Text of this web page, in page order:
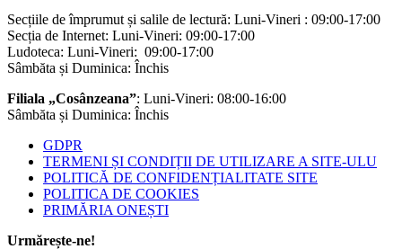
Secțiile de împrumut și salile de lectură: Luni-Vineri : 09:00-17:00
Secția de Internet: Luni-Vineri: 09:00-17:00
Ludoteca: Luni-Vineri: 09:00-17:00
Sâmbăta și Duminica: Închis
Filiala „Cosânzeana”: Luni-Vineri: 08:00-16:00
Sâmbăta și Duminica: Închis
GDPR
TERMENI ȘI CONDIȚII DE UTILIZARE A SITE-ULU
POLITICĂ DE CONFIDENȚIALITATE SITE
POLITICA DE COOKIES
PRIMĂRIA ONEȘTI
Urmărește-ne!